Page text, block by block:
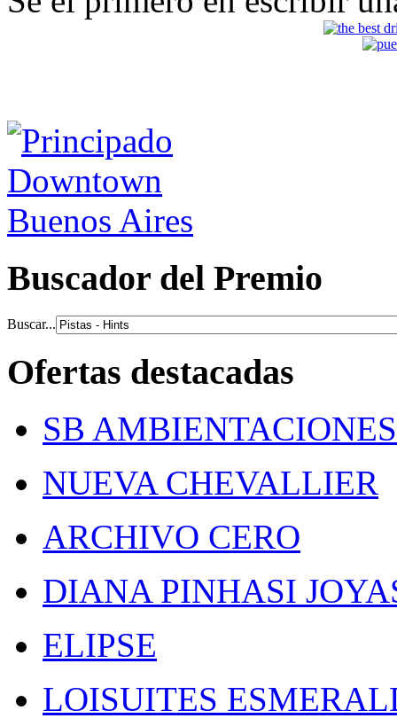
Buscador del Premio
Buscar...
Ofertas destacadas
SB AMBIENTACIONES
NUEVA CHEVALLIER
ARCHIVO CERO
DIANA PINHASI
ELIPSE
LOISUITES